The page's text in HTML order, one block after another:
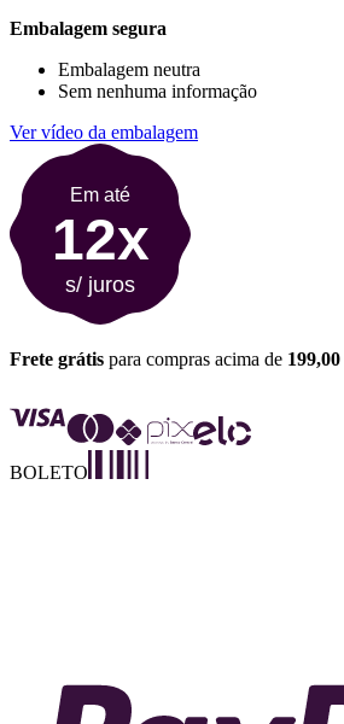
Embalagem segura
Embalagem neutra
Sem nenhuma informação
Ver vídeo da embalagem
Em até
12x
s/ juros
Frete grátis para compras acima de 199,00
BOLETO